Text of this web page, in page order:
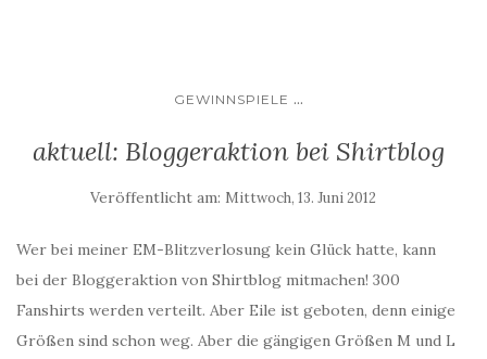
GEWINNSPIELE ...
aktuell: Bloggeraktion bei Shirtblog
Veröffentlicht am: Mittwoch, 13. Juni 2012
Wer bei meiner EM-Blitzverlosung kein Glück hatte, kann
bei der Bloggeraktion von Shirtblog mitmachen! 300
Fanshirts werden verteilt. Aber Eile ist geboten, denn einige
Größen sind schon weg. Aber die gängigen Größen M und L